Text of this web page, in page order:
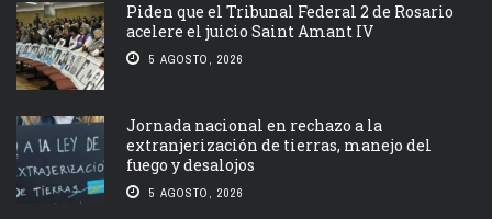
Piden que el Tribunal Federal 2 de Rosario
acelere el juicio Saint Amant IV
5 AGOSTO, 2026
Jornada nacional en rechazo a la
extranjerización de tierras, manejo del
fuego y desalojos
5 AGOSTO, 2026